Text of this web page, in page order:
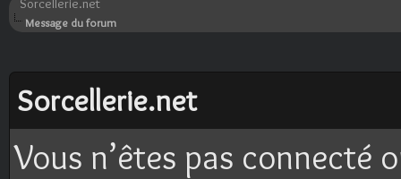
Sorcellerie.net
Message du forum
Sorcellerie.net
Vous n’êtes pas connecté